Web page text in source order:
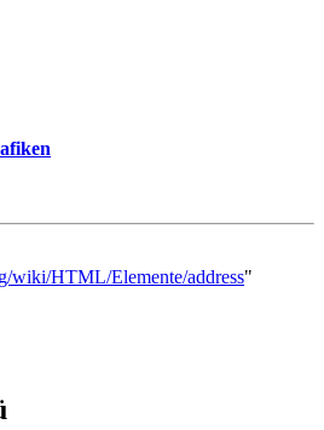
wiki/HTML/Elemente/address"